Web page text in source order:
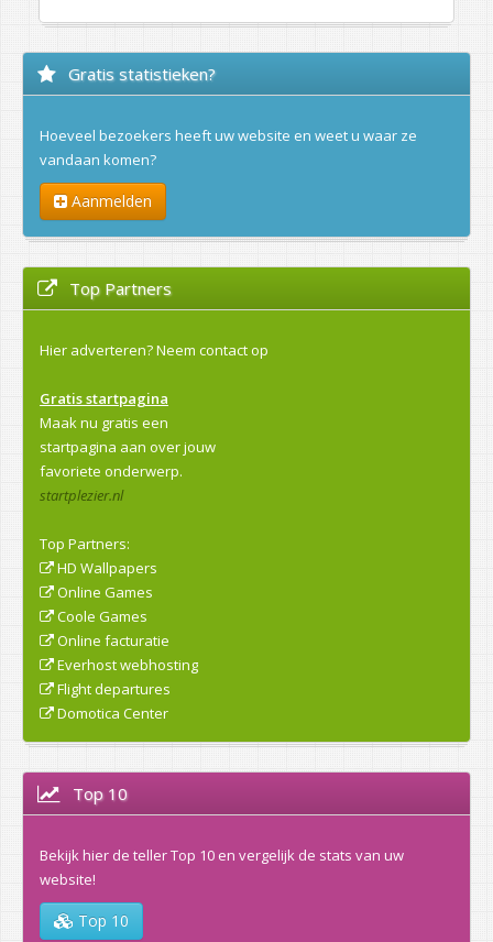
Gratis statistieken?
Hoeveel bezoekers heeft uw website en weet u waar ze
vandaan komen?
Aanmelden
Top Partners
Hier adverteren?Neem contact op
Gratis startpagina
Maak nu gratis een
startpagina aan over jouw
favoriete onderwerp.
startplezier.nl
Top Partners:
HD Wallpapers
Online Games
Coole Games
Online facturatie
Everhost webhosting
Flight departures
Domotica Center
Top 10
Bekijk hier de teller Top 10 en vergelijk de stats van uw
website!
Top 10